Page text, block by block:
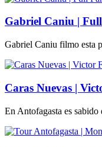
Gabriel Caniu |
Gabriel Caniu filmo esta
Caras Nuevas |
En Antofagasta es